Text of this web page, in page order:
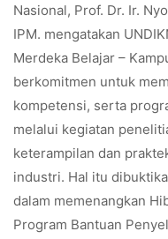
Nasional, Prof. Dr. Ir.
IPM. mengatakan
Merdeka Belajar –
berkomitmen untuk
kompetensi, serta
melalui kegiatan
keterampilan dan
industri. Hal itu
dalam memenangkan
Program Bantuan